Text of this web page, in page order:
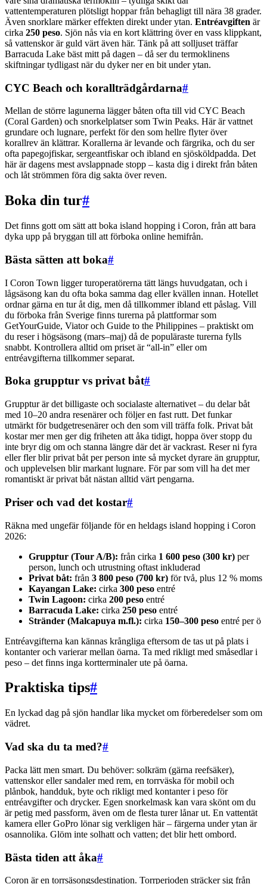
vattentemperaturen plötsligt hoppar från behagligt till nära 38 grader.
Även snorklare märker effekten direkt under ytan. Entréavgiften är
cirka 250 peso. Sjön nås via en kort klättring över en vass klippkant,
så vattenskor är guld värt även här. Tänk på att solljuset träffar
Barracuda Lake bäst mitt på dagen – då ser du termoklinens
skiftningar tydligast när du dyker ner en bit under ytan.
CYC Beach och korallträdgårdarna#
Mellan de större lagunerna lägger båten ofta till vid CYC Beach
(Coral Garden) och snorkelplatser som Twin Peaks. Här är vattnet
grundare och lugnare, perfekt för den som hellre flyter över
korallrev än klättrar. Korallerna är levande och färgrika, och du ser
ofta papegojfiskar, sergeantfiskar och ibland en sjösköldpadda. Det
här är dagens mest avslappnade stopp – kasta dig i direkt från båten
och låt strömmen föra dig sakta över reven.
Boka din tur#
Det finns gott om sätt att boka island hopping i Coron, från att bara
dyka upp på bryggan till att förboka online hemifrån.
Bästa sätten att boka#
I Coron Town ligger turoperatörerna tätt längs huvudgatan, och i
lågsäsong kan du ofta boka samma dag eller kvällen innan. Hotellet
ordnar gärna en tur åt dig, men då tillkommer ibland ett påslag. Vill
du förboka från Sverige finns turerna på plattformar som
GetYourGuide, Viator och Guide to the Philippines – praktiskt om
du reser i högsäsong (mars–maj) då de populäraste turerna fylls
snabbt. Kontrollera alltid om priset är “all-in” eller om
entréavgifterna tillkommer separat.
Boka grupptur vs privat båt#
Grupptur är det billigaste och socialaste alternativet – du delar båt
med 10–20 andra resenärer och följer en fast rutt. Det funkar
utmärkt för budgetresenärer och den som vill träffa folk. Privat båt
kostar mer men ger dig friheten att åka tidigt, hoppa över stopp du
inte bryr dig om och stanna längre där det är vackrast. Reser ni fyra
eller fler blir privat båt per person inte så mycket dyrare än grupptur,
och upplevelsen blir markant lugnare. För par som vill ha det mer
romantiskt är privat båt nästan alltid värt pengarna.
Priser och vad det kostar#
Räkna med ungefär följande för en heldags island hopping i Coron
2026:
Grupptur (Tour A/B): från cirka 1 600 peso (300 kr) per
person, lunch och utrustning oftast inkluderad
Privat båt: från 3 800 peso (700 kr) för två, plus 12 % moms
Kayangan Lake: cirka 300 peso entré
Twin Lagoon: cirka 200 peso entré
Barracuda Lake: cirka 250 peso entré
Stränder (Malcapuya m.fl.): cirka 150–300 peso entré per ö
Entréavgifterna kan kännas krångliga eftersom de tas ut på plats i
kontanter och varierar mellan öarna. Ta med rikligt med småsedlar i
peso – det finns inga kortterminaler ute på öarna.
Praktiska tips#
En lyckad dag på sjön handlar lika mycket om förberedelser som om
vädret.
Vad ska du ta med?#
Packa lätt men smart. Du behöver: solkräm (gärna reefsäker),
vattenskor eller sandaler med rem, en torrväska för mobil och
plånbok, handduk, byte och rikligt med kontanter i peso för
entréavgifter och drycker. Egen snorkelmask kan vara skönt om du
är petig med passform, även om de flesta turer lånar ut. En vattentät
kamera eller GoPro lönar sig verkligen här – färgerna under ytan är
osannolika. Glöm inte solhatt och vatten; det blir hett ombord.
Bästa tiden att åka#
Coron är en torrsäsongsdestination. Torrperioden sträcker sig från